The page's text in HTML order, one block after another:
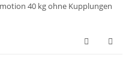
40 kg ohne Kupplungen